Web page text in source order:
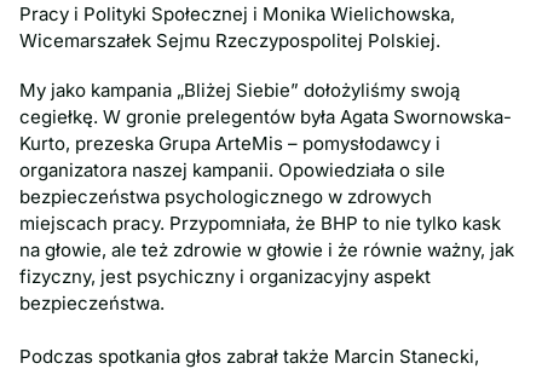
Pracy i Polityki Społecznej i Monika Wielichowska,
Wicemarszałek Sejmu Rzeczypospolitej Polskiej.
My jako kampania „Bliżej Siebie” dołożyliśmy swoją
cegiełkę. W gronie prelegentów była Agata Swornowska-
Kurto, prezeska Grupa ArteMis – pomysłodawcy i
organizatora naszej kampanii. Opowiedziała o sile
bezpieczeństwa psychologicznego w zdrowych
miejscach pracy. Przypomniała, że BHP to nie tylko kask
na głowie, ale też zdrowie w głowie i że równie ważny, jak
fizyczny, jest psychiczny i organizacyjny aspekt
bezpieczeństwa.
Podczas spotkania głos zabrał także Marcin Stanecki,